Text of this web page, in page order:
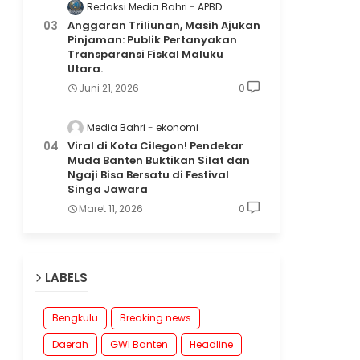
Redaksi Media Bahri APBD
Anggaran Triliunan, Masih Ajukan
Pinjaman: Publik Pertanyakan
Transparansi Fiskal Maluku
Utara.
Juni 21, 2026 0
Media Bahri ekonomi
Viral di Kota Cilegon! Pendekar
Muda Banten Buktikan Silat dan
Ngaji Bisa Bersatu di Festival
Singa Jawara
Maret 11, 2026 0
LABELS
Bengkulu
Breaking news
Daerah
GWI Banten
Headline